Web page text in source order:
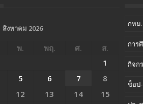
สิงหาคม 2026
พ. พฤ. ศ.
ส.
1
5 6 7
8
12 13 14 15
กทม.
การ
กิจก
ช็อป